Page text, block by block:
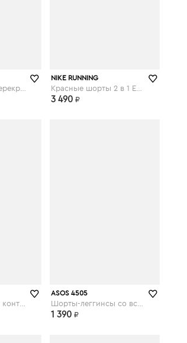
asos.com
NIKE RUNNING
3 490 ₽
ASOS 4505
1 390 ₽